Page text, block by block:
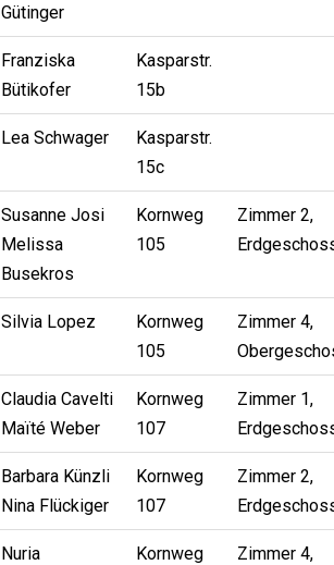
Gütinger
Franziska
Bütikofer
Kasparstr.
15b
Lea Schwager
Kasparstr.
15c
Susanne Josi
Melissa
Busekros
Kornweg
105
Zimmer 2,
Silvia Lopez
Kornweg
105
Zimmer 4,
Claudia Cavelti
Maïté Weber
Kornweg
107
Zimmer 1,
Barbara Künzli
Nina Flückiger
Kornweg
107
Zimmer 2,
Nuria
Kornweg
Zimmer 4,